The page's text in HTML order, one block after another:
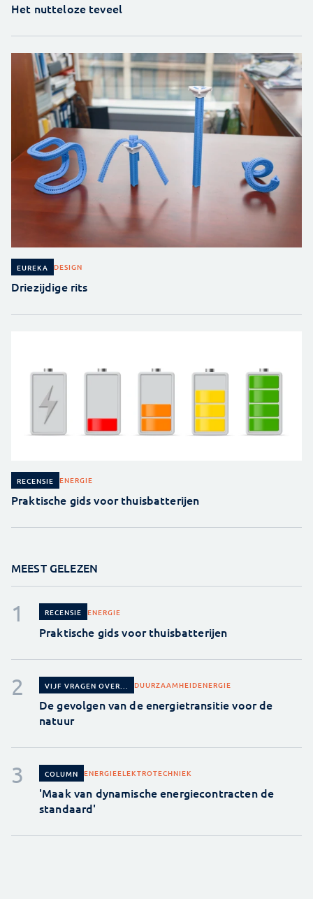
Het nutteloze teveel
EUREKA DESIGN
Driezijdige rits
RECENSIE ENERGIE
Praktische gids voor thuisbatterijen
MEEST GELEZEN
RECENSIE ENERGIE
Praktische gids voor thuisbatterijen
VIJF VRAGEN OVER... DUURZAAMHEIDENERGIE
De gevolgen van de energietransitie voor de
natuur
COLUMN ENERGIEELEKTROTECHNIEK
'Maak van dynamische energiecontracten de
standaard'